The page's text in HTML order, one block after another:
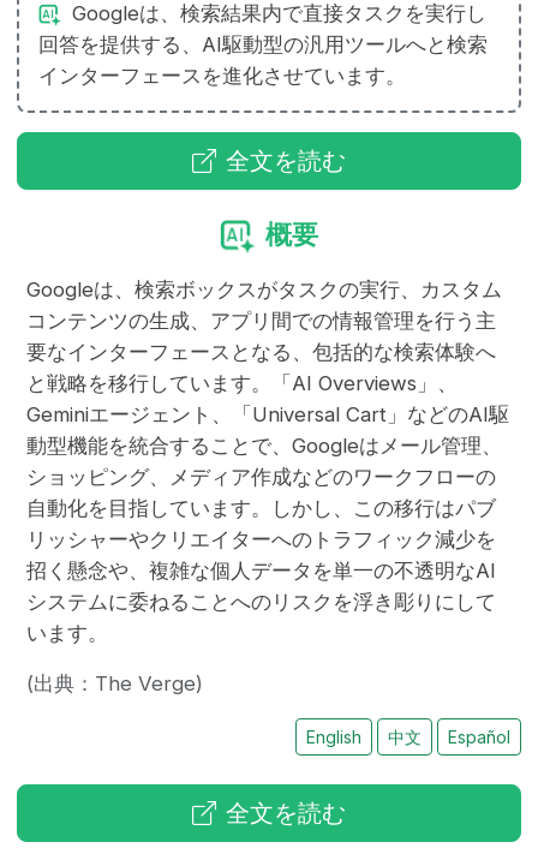
Googleは、検索結果内で直接タスクを実行し
回答を提供する、AI駆動型の汎用ツールへと検索
インターフェースを進化させています。
全文を読む
概要
Googleは、検索ボックスがタスクの実行、カスタム
コンテンツの生成、アプリ間での情報管理を行う主
要なインターフェースとなる、包括的な検索体験へ
と戦略を移行しています。「AI Overviews」、
Geminiエージェント、「Universal Cart」などのAI駆
動型機能を統合することで、Googleはメール管理、
ショッピング、メディア作成などのワークフローの
自動化を目指しています。しかし、この移行はパブ
リッシャーやクリエイターへのトラフィック減少を
招く懸念や、複雑な個人データを単一の不透明なAI
システムに委ねることへのリスクを浮き彫りにして
います。
(出典：The Verge)
English 中文 Español
全文を読む